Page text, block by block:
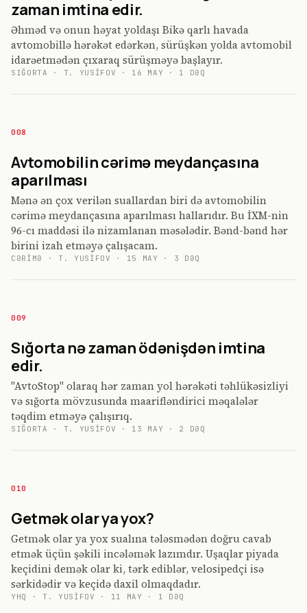
zaman imtina edir.
Əhməd və onun həyat yoldaşı Bikə qarlı havada
avtomobillə hərəkət edərkən, sürüşkən yolda avtomobil
idarəetmədən çıxaraq sürüşməyə başlayır.
SIĞORTA · T. YUSIFOV · 16 MAY · 1 DƏQ
008
Avtomobilin cərimə meydançasına
aparılması
Mənə ən çox verilən suallardan biri də avtomobilin
cərimə meydançasına aparılması hallarıdır. Bu İXM-nin
96-cı maddəsi ilə nizamlanan məsələdir. Bənd-bənd hər
birini izah etməyə çalışacam.
CƏRIMƏ · T. YUSIFOV · 15 MAY · 3 DƏQ
009
Sığorta nə zaman ödənişdən imtina
edir.
"AvtoStop" olaraq hər zaman yol hərəkəti təhlükəsizliyi
və sığorta mövzusunda maarifləndirici məqalələr
təqdim etməyə çalışırıq.
SIĞORTA · T. YUSIFOV · 13 MAY · 2 DƏQ
010
Getmək olar ya yox?
Getmək olar ya yox sualına tələsmədən doğru cavab
etmək üçün şəkili incələmək lazımdır. Uşaqlar piyada
keçidini demək olar ki, tərk ediblər, velosipedçi isə
sərkidədir və keçidə daxil olmaqdadır.
YHQ · T. YUSIFOV · 11 MAY · 1 DƏQ